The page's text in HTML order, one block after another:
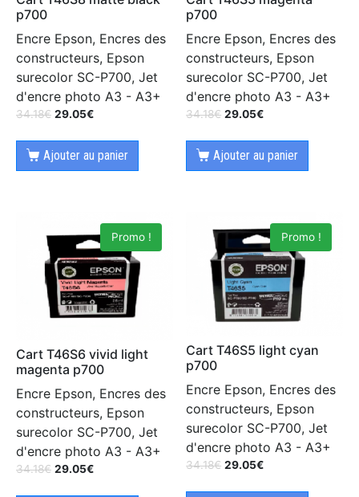
p700
Encre Epson, Encres des
constructeurs, Epson
surecolor SC-P700, Jet
d'encre photo A3 - A3+
34.18€ 29.05€
Ajouter au panier
p700
Encre Epson, Encres des
constructeurs, Epson
surecolor SC-P700, Jet
d'encre photo A3 - A3+
34.18€ 29.05€
Ajouter au panier
Promo !
Cart T46S6 vivid light
magenta p700
Encre Epson, Encres des
constructeurs, Epson
surecolor SC-P700, Jet
d'encre photo A3 - A3+
34.18€ 29.05€
Promo !
Cart T46S5 light cyan
p700
Encre Epson, Encres des
constructeurs, Epson
surecolor SC-P700, Jet
d'encre photo A3 - A3+
34.18€ 29.05€